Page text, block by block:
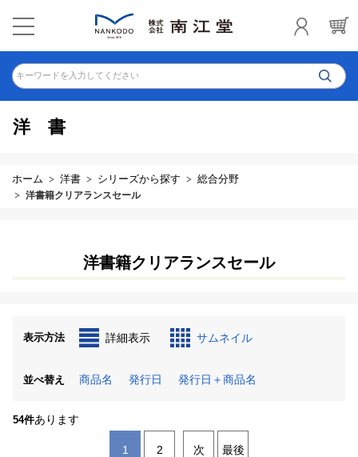
キーワードを入力してください
洋書
ホーム 洋書 シリーズから探す 総合分野
洋書籍クリアランスセール
洋書籍クリアランスセール
表示方法 詳細表示 サムネイル
並べ替え 商品名 発行日 発行日＋商品名
54件あります
1 2 次 最後